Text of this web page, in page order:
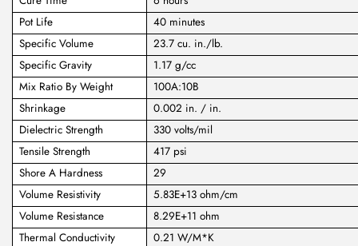
Pot Life
40 minutes
Specific Volume
23.7 cu. in./lb.
Specific Gravity
1.17 g/cc
Mix Ratio By Weight
100A:10B
Shrinkage
0.002 in. / in.
Dielectric Strength
330 volts/mil
Tensile Strength
417 psi
Shore A Hardness
29
Volume Resistivity
5.83E+13 ohm/cm
Volume Resistance
8.29E+11 ohm
Thermal Conductivity
0.21 W/M*K